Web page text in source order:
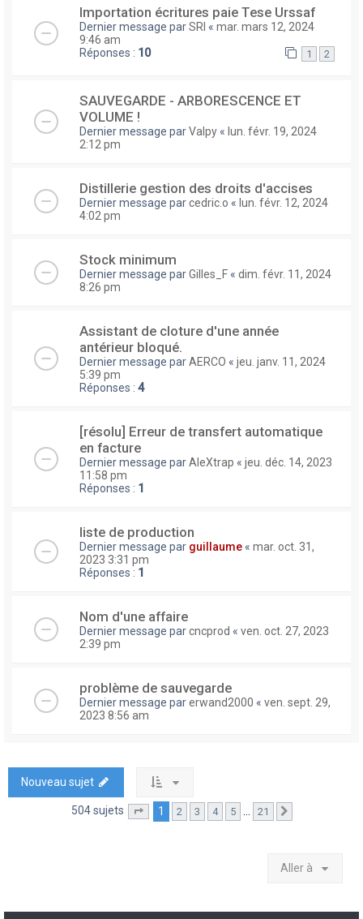
Importation écritures paie Tese Urssaf
Dernier message parSRI « mar. mars 12, 2024
9:46 am
Réponses : 10 1 2
SAUVEGARDE - ARBORESCENCE ET
VOLUME !
Dernier message parValpy « lun. févr. 19, 2024
2:12 pm
Distillerie gestion des droits d'accises
Dernier message parcedric.o « lun. févr. 12, 2024
4:02 pm
Stock minimum
Dernier message parGilles_F « dim. févr. 11, 2024
8:26 pm
Assistant de cloture d'une année
antérieur bloqué.
Dernier message parAERCO « jeu. janv. 11, 2024
5:39 pm
Réponses : 4
[résolu] Erreur de transfert automatique
en facture
Dernier message parAleXtrap « jeu. déc. 14, 2023
11:58 pm
Réponses : 1
liste de production
Dernier message par guillaume « mar. oct. 31,
2023 3:31 pm
Réponses : 1
Nom d'une affaire
Dernier message parcncprod « ven. oct. 27, 2023
2:39 pm
problème de sauvegarde
Dernier message parerwand2000 « ven. sept. 29,
2023 8:56 am
Nouveau sujet
504 sujets Page sur21
1 2 3 4 5 … 21
Aller à